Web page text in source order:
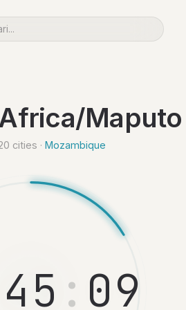
Maputo
cities · Mozambique
45 : 1 0